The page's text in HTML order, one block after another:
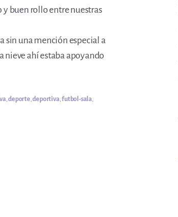
buen rollo entre nuestras
sin una mención especial a
nieve ahí estaba apoyando
,deporte,deportiva,futbol-sala,